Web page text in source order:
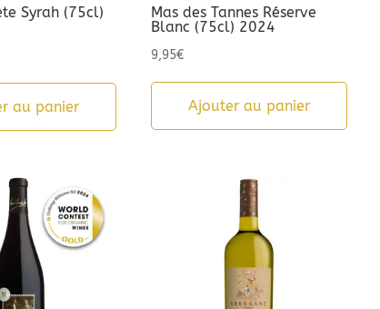
Syrah (75cl)
au panier
Mas des Tannes Réserve
Blanc (75cl) 2024
9,95€
Ajouter au panier